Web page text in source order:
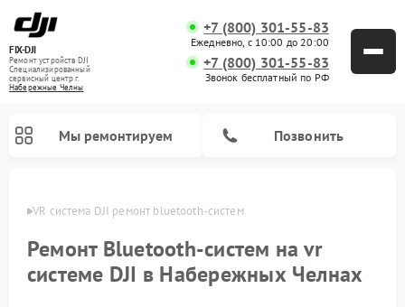
FIX-DJI
Ремонт устройств DJI
Специализированный
cервисный центр г.
Набережные Челны
+7 (800) 301-55-83
Ежедневно, с 10:00 до 20:00
+7 (800) 301-55-83
Звонок бесплатный по РФ
Мы ремонтируем Позвонить
VR система DJI ремонт bluetooth-систем
Ремонт Bluetooth-систем на vr
системе DJI в Набережных Челнах